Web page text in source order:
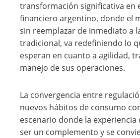
transformación significativa en
financiero argentino, donde el
sin reemplazar de inmediato a
tradicional, va redefiniendo lo
esperan en cuanto a agilidad,
manejo de sus operaciones.
La convergencia entre
nuevos hábitos de consumo
escenario donde la experiencia
ser un complemento y se